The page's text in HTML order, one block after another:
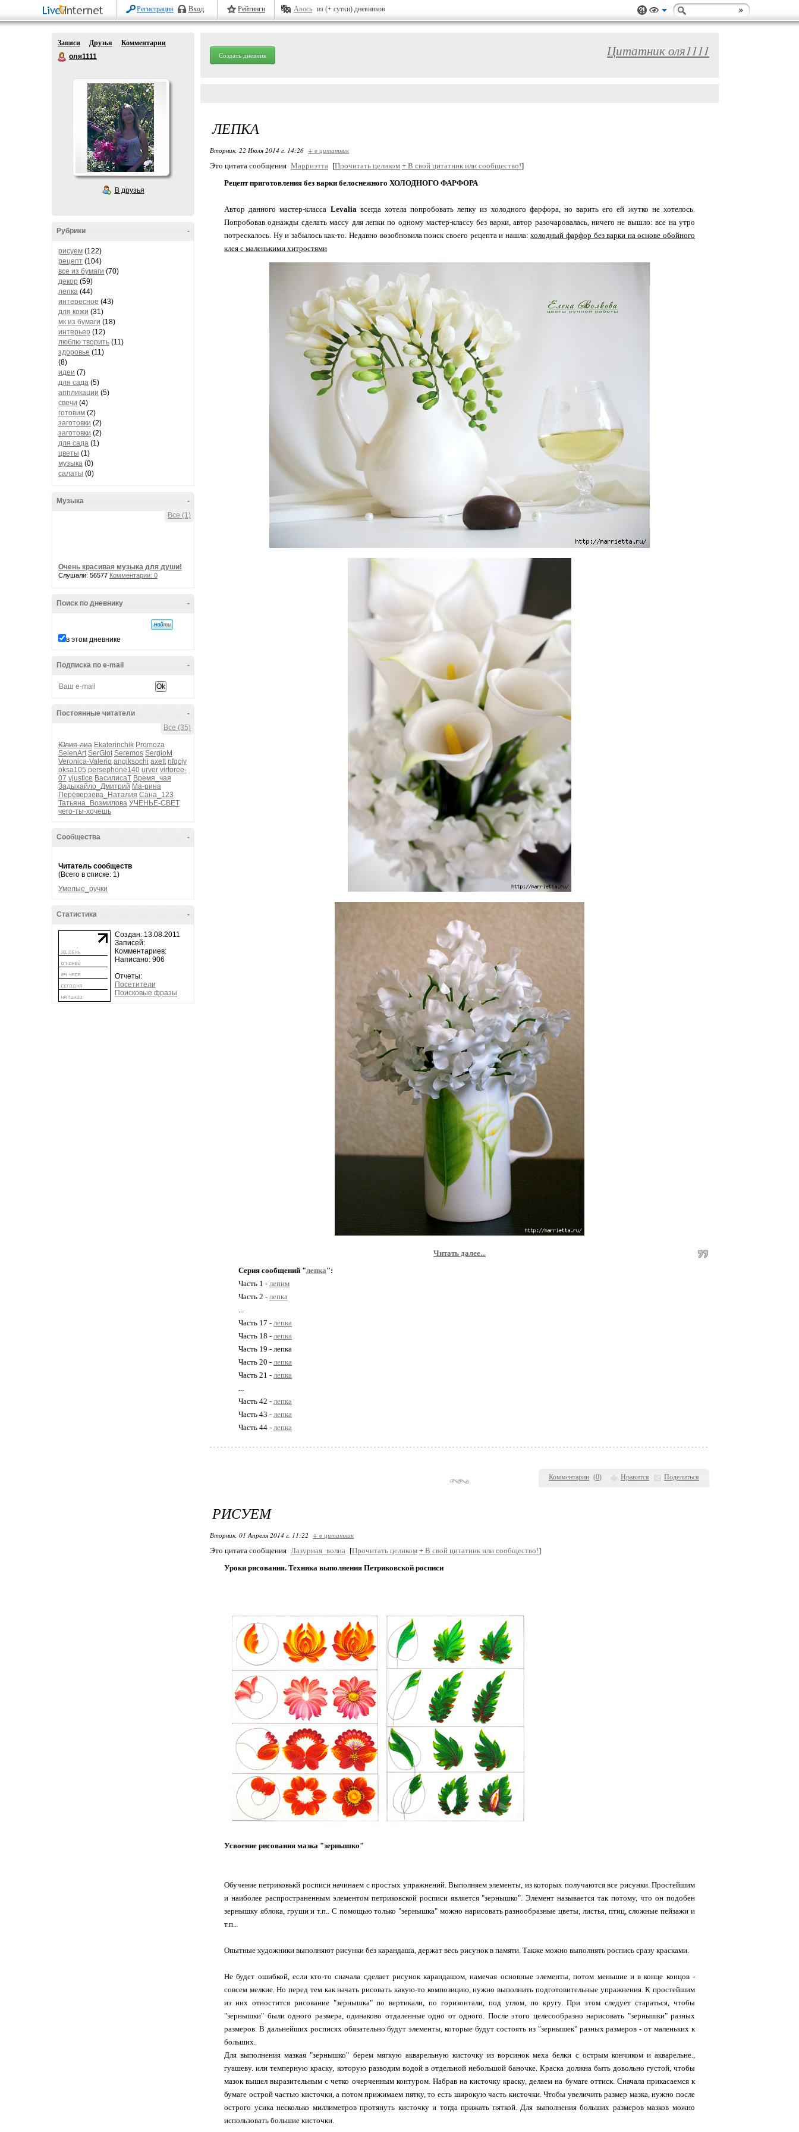
Регистрация Вход Рейтинги Авось из (+ сутки) дневников
Записи Друзья
Комментарии
оля1111
В друзья
-
Рубрики
рисуем (122)
рецепт (104)
все из бумаги (70)
декор (59)
лепка (44)
интересное (43)
для кожи (31)
мк из бумаги (18)
интерьер (12)
люблю творить (11)
здоровье (11)
(8)
идеи (7)
для сада (5)
аппликации (5)
свечи (4)
готовим (2)
заготовки (2)
заготовки (2)
для сада (1)
цветы (1)
музыка (0)
салаты (0)
-
Музыка
Все (1)
Очень красивая музыка для души!
Слушали: 56577 Комментарии: 0
-
Поиск по дневнику
в этом дневнике
-
Подписка по e-mail
-
Постоянные читатели
Все (35)
Юлия-лиа Ekaterinchik Promoza
SelenArt SerGlot Seremos SergioM
Veronica-Valerio angiksochi axett nfqcjy
oksa105 persephone140 urver virtoree-
07 vjustice ВасилисаТ Время_чая
Задыхайло_Дмитрий Ма-рина
Переверзева_Наталия Сана_123
Татьяна_Возмилова УЧЕНЬЕ-СВЕТ
чего-ты-хочешь
-
Сообщества
Читатель сообществ
(Всего в списке: 1)
Умелые_ручки
-
Статистика
Создан: 13.08.2011
Записей:
Комментариев:
Написано: 906
Отчеты:
Посетители
Поисковые фразы
Создать дневник Цитатник оля1111
Комментарии (0) Нравится Поделиться
ЛЕПКА
Вторник, 22 Июля 2014 г. 14:26 + в цитатник
Это цитата сообщения Марриэтта [Прочитать целиком + В свой цитатник или сообщество!]
Рецепт приготовления без варки белоснежного ХОЛОДНОГО ФАРФОРА
Автор данного мастер-класса Levaliaвсегда хотела попробовать лепку из холодного фарфора, но варить его ей жутко не хотелось.
Попробовав однажды сделать массу для лепки по одному мастер-классу без варки, автор разочаровалась, ничего не вышло: все на утро
потрескалось. Ну и забылось как-то. Недавно возобновила поиск своего рецепта и нашла:холодный фарфор без варки на основе обойного
клея с маленькими хитростями
Читать далее...
Серия сообщений "лепка":
Часть 1 - лепим
Часть 2 - лепка
...
Часть 17 - лепка
Часть 18 - лепка
Часть 19 - лепка
Часть 20 - лепка
Часть 21 - лепка
...
Часть 42 - лепка
Часть 43 - лепка
Часть 44 - лепка
РИСУЕМ
Вторник, 01 Апреля 2014 г. 11:22 + в цитатник
Это цитата сообщения Лазурная_волна [Прочитать целиком + В свой цитатник или сообщество!]
Уроки рисования. Техника выполнения Петриковской росписи
Усвоение рисования мазка "зернышко"
Обучение петриковькй росписи начинаем с простых упражнений. Выполняем элементы, из которых получаются все рисунки. Простейшим
и наиболее распространенным элементом петриковской росписи является "зернышко". Элемент называется так потому, что он подобен
зернышку яблока, груши и т.п.. С помощью только "зернышка" можно нарисовать разнообразные цветы, листья, птиц, сложные пейзажи и
т.п..
Опытные художники выполняют рисунки без карандаша, держат весь рисунок в памяти. Также можно выполнять роспись сразу красками.
Не будет ошибкой, если кто-то сначала сделает рисунок карандашом, намечая основные элементы, потом меньшие и в конце концов -
совсем мелкие. Но перед тем как начать рисовать какую-то композицию, нужно выполнить подготовительные упражнения. К простейшим
из них отностится рисование "зернышка" по вертикали, по горизонтали, под углом, по кругу. При этом следует стараться, чтобы
"зернышки" были одного размера, одинаково отдаленные одно от одного. После этого целесообразно нарисовать "зернышки" разных
размеров. В дальнейших росписях обязательно будут элементы, которые будут состоять из "зернышек" разных размеров - от маленьких к
больших.
Для выполнения мазкая "зернышко" берем мягкую акварельную кисточку из ворсинок меха белки с острым кончиком и акварельнe.,
гуашеву. или темперную краску, которую разводим водой в отдельной небольшой баночке. Краска должна быть довольно густой, чтобы
мазок вышел выразительным с четко очерченным контуром. Набрав на кисточку краску, делаем на бумаге оттиск. Сначала прикасаемся к
бумаге острой частью кисточки, а потом прижимаем пятку, то есть широкую часть кисточки. Чтобы увеличить размер мазка, нужно после
острого усика несколько миллиметров протянуть кисточку и тогда прижать пяткой. Для выполнения больших размеров мазков можно
использовать большие кисточки.